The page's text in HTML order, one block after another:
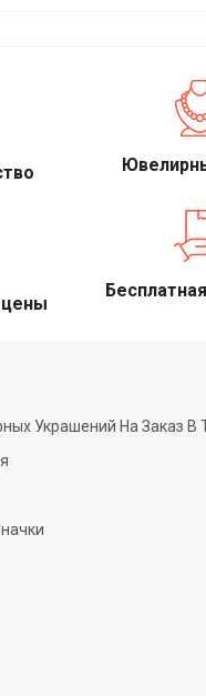
Украшений На Заказ В